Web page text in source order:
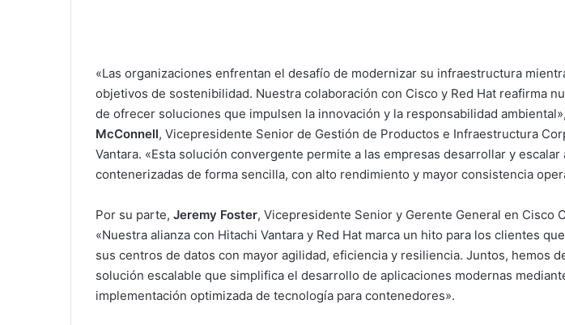
«Las organizaciones enfrentan el desafío de modernizar su infraestructura
objetivos de sostenibilidad. Nuestra colaboración con Cisco y Red Hat reafirma
de ofrecer soluciones que impulsen la innovación y la responsabilidad
McConnell, Vicepresidente Senior de Gestión de Productos e Infraestructura
Vantara. «Esta solución convergente permite a las empresas desarrollar y escalar
contenerizadas de forma sencilla, con alto rendimiento y mayor consistencia
Por su parte, Jeremy Foster, Vicepresidente Senior y Gerente General en Cisco
«Nuestra alianza con Hitachi Vantara y Red Hat marca un hito para los clientes
sus centros de datos con mayor agilidad, eficiencia y resiliencia. Juntos, hemos
solución escalable que simplifica el desarrollo de aplicaciones modernas
implementación optimizada de tecnología para contenedores».